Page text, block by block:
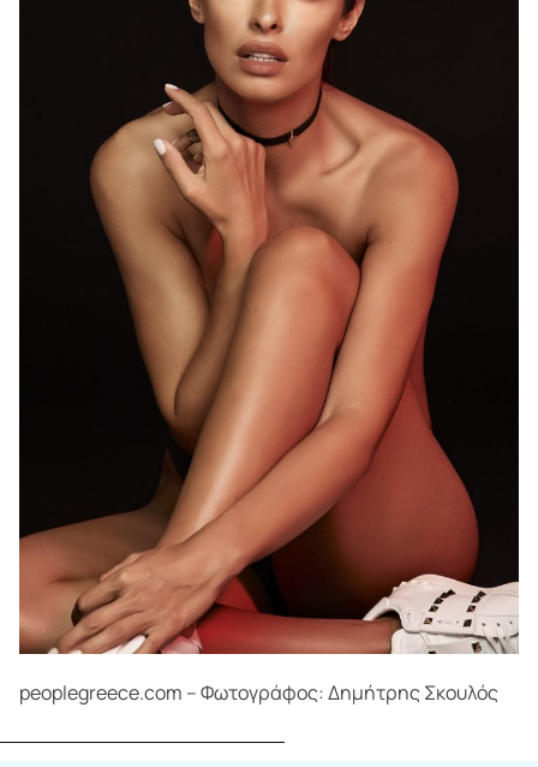
peoplegreece.com – Φωτογράφος: Δημήτρης Σκουλός